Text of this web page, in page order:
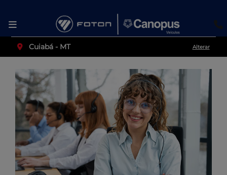
Cuiabá - MT Alterar